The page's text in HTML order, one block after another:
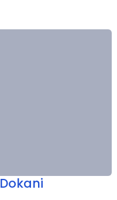
Dokani